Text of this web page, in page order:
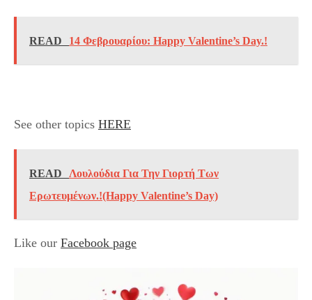
READ 14 Φεβρουαρίου: Happy Valentine’s Day.!
See other topics HERE
READ
Λουλούδια Για Την Γιορτή Των
Ερωτευμένων.!(Happy Valentine’s Day)
Like our Facebook page